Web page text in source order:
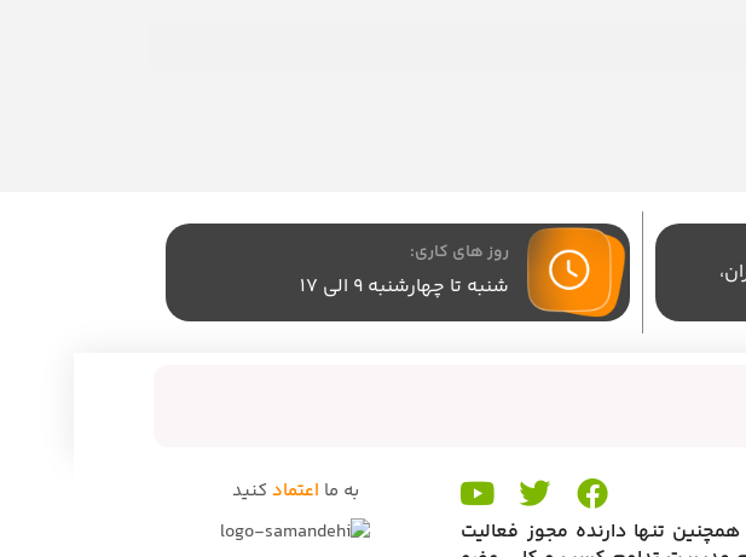
روز های کاری:
شنبه تا چهارشنبه 9 الی 17
تنها دارنده مجوز فعالیت
به ما اعتماد کنید